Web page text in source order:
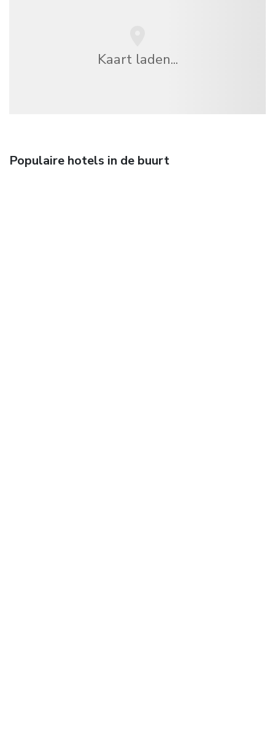
Kaart laden...
Populaire hotels in de buurt